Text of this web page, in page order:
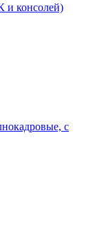
и консолей)
с